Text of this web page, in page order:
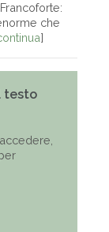
che
]
testo
accedere,